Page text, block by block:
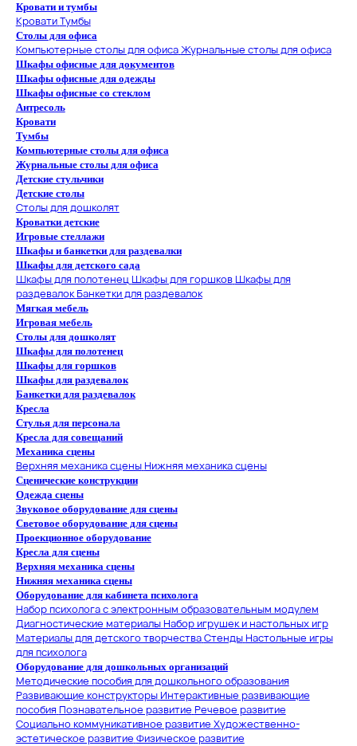
Кровати и тумбы
КроватиТумбы
Столы для офиса
Компьютерные столы для офисаЖурнальные столы для офиса
Шкафы офисные для документов
Шкафы офисные для одежды
Шкафы офисные со стеклом
Антресоль
Кровати
Тумбы
Компьютерные столы для офиса
Журнальные столы для офиса
Детские стульчики
Детские столы
Столы для дошколят
Кроватки детские
Игровые стеллажи
Шкафы и банкетки для раздевалки
Шкафы для детского сада
Шкафы для полотенецШкафы для горшковШкафы для
раздевалокБанкетки для раздевалок
Мягкая мебель
Игровая мебель
Столы для дошколят
Шкафы для полотенец
Шкафы для горшков
Шкафы для раздевалок
Банкетки для раздевалок
Кресла
Стулья для персонала
Кресла для совещаний
Механика сцены
Верхняя механика сценыНижняя механика сцены
Сценические конструкции
Одежда сцены
Звуковое оборудование для сцены
Световое оборудование для сцены
Проекционное оборудование
Кресла для сцены
Верхняя механика сцены
Нижняя механика сцены
Оборудование для кабинета психолога
Набор психолога с электронным образовательным модулем
Диагностические материалыНабор игрушек и настольных игр
Материалы для детского творчестваСтендыНастольные игры
для психолога
Оборудование для дошкольных организаций
Методические пособия для дошкольного образования
Развивающие конструкторы Интерактивные развивающие
пособияПознавательное развитие Речевое развитие
Социально коммуникативное развитие Художественно-
эстетическое развитие Физическое развитие